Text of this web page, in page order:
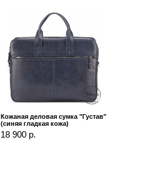
Кожаная деловая сумка "Густав"
(синяя гладкая кожа)
18 900 р.